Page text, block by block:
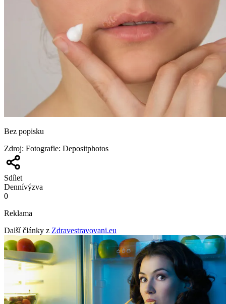
Bez popisku
Zdroj: Fotografie: Depositphotos
Sdílet
Dennívýzva
0
Reklama
Další články z Zdravestravovani.eu